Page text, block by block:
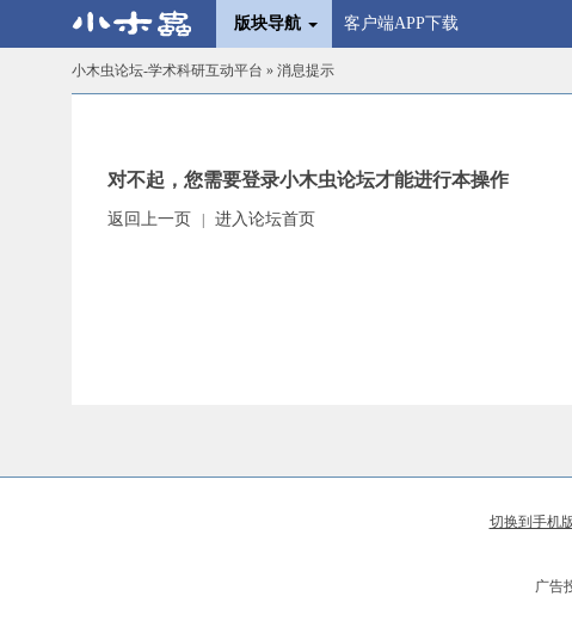
版块导航 客户端APP下载
小木虫论坛-学术科研互动平台 » 消息提示
对不起，您需要登录小木虫论坛才能进行本操作
返回上一页 进入论坛首页
切换到手机
广告